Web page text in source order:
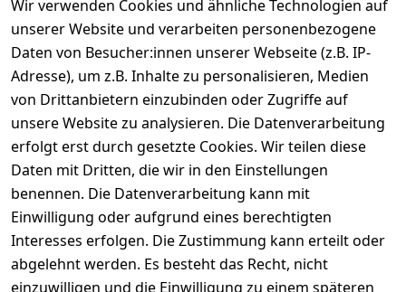
Wir verwenden Cookies und ähnliche Technologien auf
unserer Website und verarbeiten personenbezogene
Daten von Besucher:innen unserer Webseite (z.B. IP-
Adresse), um z.B. Inhalte zu personalisieren, Medien
von Drittanbietern einzubinden oder Zugriffe auf
unsere Website zu analysieren. Die Datenverarbeitung
erfolgt erst durch gesetzte Cookies. Wir teilen diese
Daten mit Dritten, die wir in den Einstellungen
benennen. Die Datenverarbeitung kann mit
Einwilligung oder aufgrund eines berechtigten
Interesses erfolgen. Die Zustimmung kann erteilt oder
abgelehnt werden. Es besteht das Recht, nicht
einzuwilligen und die Einwilligung zu einem späteren
Informationen
Mein Konto